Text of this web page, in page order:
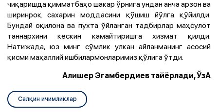
чиқаришда қимматбаҳо шакар ўрнига ундан анча арзон ва
ширинроқ сахарин моддасини қўшиш йўлга қўйилди.
Бундай оқилона ва пухта ўйланган тадбирлар маҳсулот
таннархини кескин камайтиришга хизмат қилди.
Натижада, юз минг сўмлик улкан айланманинг асосий
қисми маҳаллий ишбилармонларимиз қўлига ўтди.
Алишер Эгамбердиев тайёрлади, ЎзА
Салқин ичимликлар